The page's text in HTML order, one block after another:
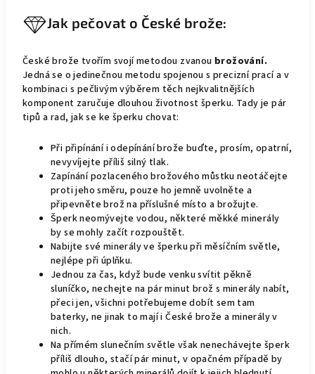
Jak pečovat o České brože:
České brože tvořím svojí metodou zvanou brožování.
Jedná se o jedinečnou metodu spojenou s precizní prací a v
kombinaci s pečlivým výběrem těch nejkvalitnějších
komponent zaručuje dlouhou životnost šperku. Tady je pár
tipů a rad, jak se ke šperku chovat:
Při připínání i odepínání brože buďte, prosím, opatrní,
nevyvíjejte příliš silný tlak.
Zapínání pozlaceného brožového můstku neotáčejte
proti jeho směru, pouze ho jemně uvolněte a
připevněte brož na příslušné místo a brožujte.
Šperk neomývejte vodou, některé měkké minerály
by se mohly začít rozpouštět.
Nabijte své minerály ve šperku při měsíčním světle,
nejlépe při úplňku.
Jednou za čas, když bude venku svítit pěkně
sluníčko, nechejte na pár minut brož s minerály nabít,
přeci jen, všichni potřebujeme dobít sem tam
baterky, ne jinak to mají i České brože a minerály v
nich.
Na přímém slunečním světle však nenechávejte šperk
příliš dlouho, stačí pár minut, v opačném případě by